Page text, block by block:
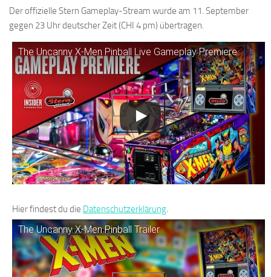
Der offizielle Stern Gameplay-Stream wurde am 11. September
gegen 23 Uhr deutscher Zeit (CHI 4 pm) übertragen.
The Uncanny X-Men Pinball Live Gameplay Premiere
Hier findest du die Datenschutzerklärung.
The Uncanny X-Men Pinball Trailer